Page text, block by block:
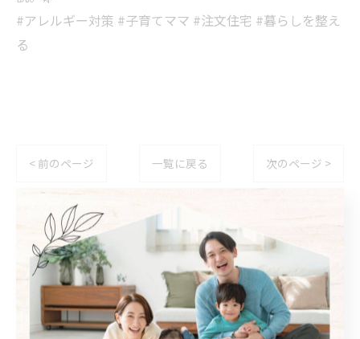
#アレルギー対策 #子育てママ #注文住宅 #暮らしを整え
る
< 前のページ 一覧に戻る 次のページ >
カテゴリー Categories
全てのカテゴリー
自然素材